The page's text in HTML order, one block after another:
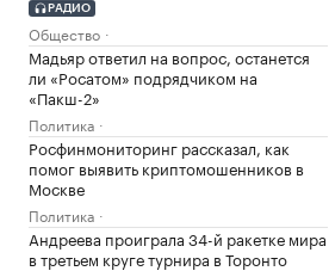
РАДИО
Общество
Мадьяр ответил на вопрос, останется
ли «Росатом» подрядчиком на
«Пакш-2»
Политика
Росфинмониторинг рассказал, как
помог выявить криптомошенников в
Москве
Политика
Андреева проиграла 34-й ракетке мира
в третьем круге турнира в Торонто